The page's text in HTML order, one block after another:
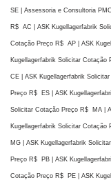
SE | Assessoria e Consultoria
R$ AC | ASK Kugellagerfabrik
Cotação Preço R$ AP | ASK
Kugellagerfabrik Solicitar
CE | ASK Kugellagerfabrik
Preço R$ ES | ASK
Solicitar Cotação Preço R$ MA |
Kugellagerfabrik Solicitar
MG | ASK Kugellagerfabrik
Preço R$ PB | ASK
Cotação Preço R$ PE | ASK